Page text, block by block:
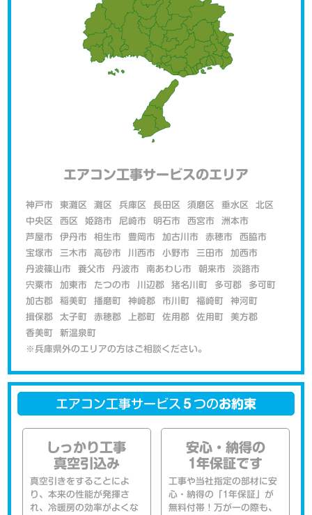
エアコン工事サービスのエリア
神戸市 東灘区 灘区 兵庫区 長田区 須磨区 垂水区
北区
中央区
西区 姫路市 尼崎市 明石市 西宮市
洲本市
芦屋市
伊丹市 相生市 豊岡市 加古川市 赤穂市
西脇市
宝塚市
三木市 高砂市 川西市 小野市 三田市
加西市
丹波篠山市
養父市 丹波市 南あわじ市 朝来市
淡路市
宍粟市
加東市 たつの市 川辺郡 猪名川町 多可郡
多可町
加古郡
稲美町 播磨町 神崎郡 市川町 福崎町
神河町
揖保郡
太子町 赤穂郡 上郡町 佐用郡 佐用町
美方郡
香美町
新温泉町
※兵庫県外のエリアの方はご相談ください。
エアコン工事サービス ５ つのお約束
しっかり工事
真空引込み
真空引きをすることによ
り、本来の性能が発揮さ
れ、冷暖房の効率がよくな
安心・納得の
1年保証です
工事や当社指定の部材に安
心・納得の「1年保証」が
無料付帯！万が一の際も、